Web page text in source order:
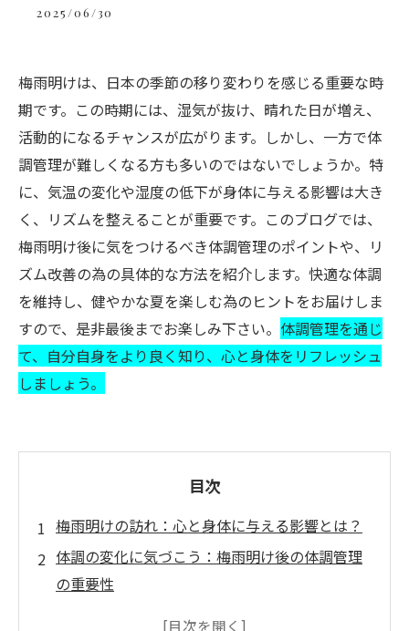
2025/06/30
梅雨明けは、日本の季節の移り変わりを感じる重要な時
期です。この時期には、湿気が抜け、晴れた日が増え、
活動的になるチャンスが広がります。しかし、一方で体
調管理が難しくなる方も多いのではないでしょうか。特
に、気温の変化や湿度の低下が身体に与える影響は大き
く、リズムを整えることが重要です。このブログでは、
梅雨明け後に気をつけるべき体調管理のポイントや、リ
ズム改善の為の具体的な方法を紹介します。快適な体調
を維持し、健やかな夏を楽しむ為のヒントをお届けしま
すので、是非最後までお楽しみ下さい。 体調管理を通じ
て、自分自身をより良く知り、心と身体をリフレッシュ
しましょう。
目次
梅雨明けの訪れ：心と身体に与える影響とは？
体調の変化に気づこう：梅雨明け後の体調管理
の重要性
気持ち良い夏を迎える為に：リズムを整える方